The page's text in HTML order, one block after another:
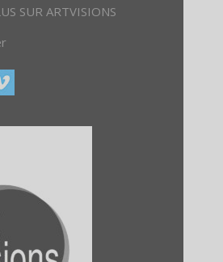
SUR ARTVISIONS